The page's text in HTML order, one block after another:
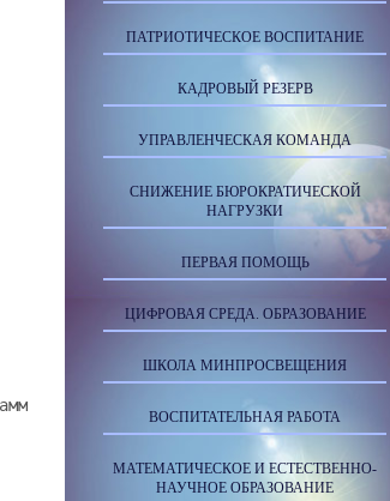
ПАТРИОТИЧЕСКОЕ ВОСПИТАНИЕ
КАДРОВЫЙ РЕЗЕРВ
УПРАВЛЕНЧЕСКАЯ КОМАНДА
СНИЖЕНИЕ БЮРОКРАТИЧЕСКОЙ
НАГРУЗКИ
ПЕРВАЯ ПОМОЩЬ
ЦИФРОВАЯ СРЕДА. ОБРАЗОВАНИЕ
ШКОЛА МИНПРОСВЕЩЕНИЯ
ВОСПИТАТЕЛЬНАЯ РАБОТА
МАТЕМАТИЧЕСКОЕ И ЕСТЕСТВЕННО-
НАУЧНОЕ ОБРАЗОВАНИЕ